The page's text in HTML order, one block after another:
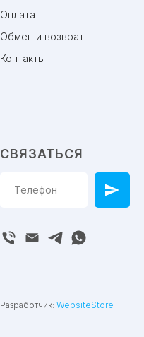
Оплата
Обмен и возврат
Контакты
СВЯЗАТЬСЯ
Разработчик: WebsiteStore